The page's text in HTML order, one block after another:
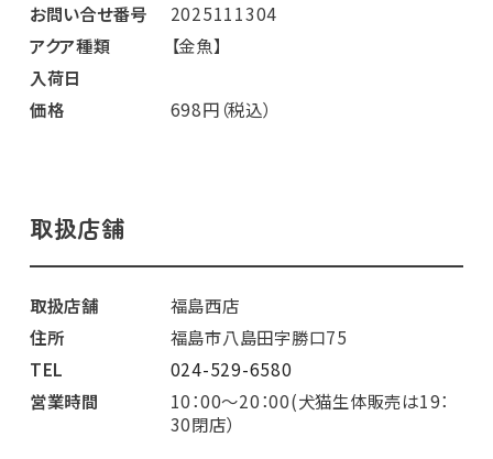
お問い合せ番号
2025111304
アクア種類
【金魚】
入荷日
価格
698円（税込）
取扱店舗
取扱店舗
福島西店
住所
福島市八島田字勝口75
TEL
024-529-6580
営業時間
10：00～20：00(犬猫生体販売は19：
30閉店）